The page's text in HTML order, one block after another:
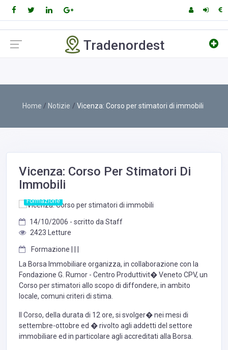
Tradenordest
Home Notizie Vicenza: Corso per stimatori di immobili
Vicenza: Corso Per Stimatori Di
Immobili
Formazione
14/10/2006 - scritto da Staff
2423 Letture
Formazione | | |
La Borsa Immobiliare organizza, in collaborazione con la
Fondazione G. Rumor - Centro Produttivit� Veneto CPV, un
Corso per stimatori allo scopo di diffondere, in ambito
locale, comuni criteri di stima.
Il Corso, della durata di 12 ore, si svolger� nei mesi di
settembre-ottobre ed � rivolto agli addetti del settore
immobiliare ed in particolare agli accreditati alla Borsa.